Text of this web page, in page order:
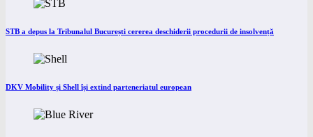
STB a depus la Tribunalul București cererea deschiderii procedurii de insolvență
DKV Mobility și Shell își extind parteneriatul european